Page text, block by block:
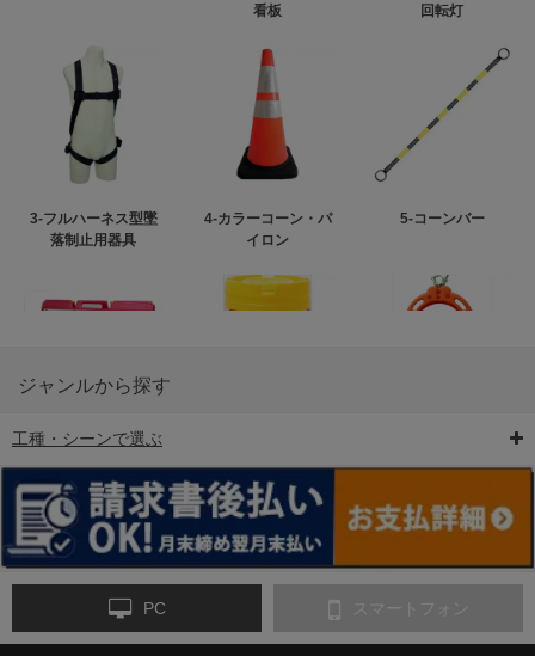
看板
回転灯
3-フルハーネス型墜
落制止用器具
4-カラーコーン・パ
イロン
5-コーンバー
6-矢印板/LED矢印板
ンス
ジャンルから探す
工種・シーンで選ぶ
PC スマートフォン